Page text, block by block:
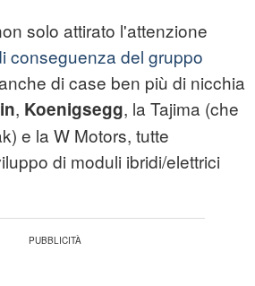
solo attirato l'attenzione
conseguenza del gruppo
di case ben più di nicchia
, Koenigsegg, la Tajima (che
e la W Motors, tutte
di moduli ibridi/elettrici